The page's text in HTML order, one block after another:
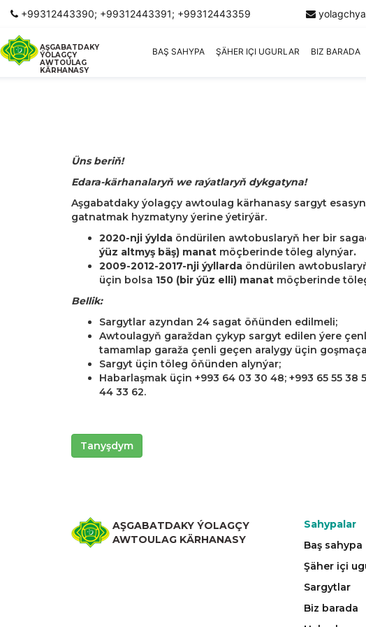
+99312443390; +99312443391; +99312443359
AŞGABATDAKY
ÝOLAGÇY
AWTOULAG
KÄRHANASY
BAŞ SAHYPA ŞÄHER IÇI UGURLAR BIZ BARADA
Üns beriň!
Edara-kärhanalaryň we raýatlaryň dykgatyna!
Aşgabatdaky ýolagçy awtoulag kärhanasy sargyt
gatnatmak hyzmatyny ýerine ýetirýär.
2020-nji ýylda öndürilen awtobuslaryň her bir
ýüz altmyş bäş) manat möçberinde töleg alynýar.
2009-2012-2017-nji ýyllarda öndürilen
üçin bolsa 150 (bir ýüz elli) manat möçberinde
Bellik:
Sargytlar azyndan 24 sagat öňünden edilmeli;
Awtoulagyň garaždan çykyp sargyt edilen ýere
tamamlap garaža çenli geçen aralygy üçin
Sargyt üçin töleg öňünden alynýar;
Habarlaşmak üçin +993 64 03 30 48; +993 65 55 38
44 33 62.
Tanyşdym
AŞGABATDAKY ÝOLAGÇY
AWTOULAG KÄRHANASY
Sahypalar
Baş sahypa
Şäher içi
Sargytlar
Biz barada